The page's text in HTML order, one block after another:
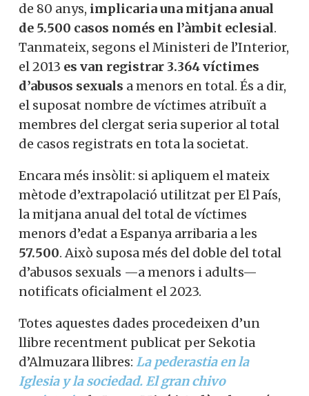
de 80 anys, implicaria una mitjana anual
de 5.500 casos només en l’àmbit eclesial.
Tanmateix, segons el Ministeri de l’Interior,
el 2013 es van registrar 3.364 víctimes
d’abusos sexuals a menors en total. És a dir,
el suposat nombre de víctimes atribuït a
membres del clergat seria superior al total
de casos registrats en tota la societat.
Encara més insòlit: si apliquem el mateix
mètode d’extrapolació utilitzat per El País,
la mitjana anual del total de víctimes
menors d’edat a Espanya arribaria a les
57.500. Això suposa més del doble del total
d’abusos sexuals —a menors i adults—
notificats oficialment el 2023.
Totes aquestes dades procedeixen d’un
llibre recentment publicat per Sekotia
d’Almuzara llibres: La pederastia en la
Iglesia y la sociedad. El gran chivo